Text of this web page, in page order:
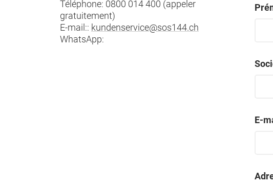
Téléphone: 0800 014 400 (appeler
gratuitement)
E-mail:: kundenservice@sos144.ch
WhatsApp:
E-